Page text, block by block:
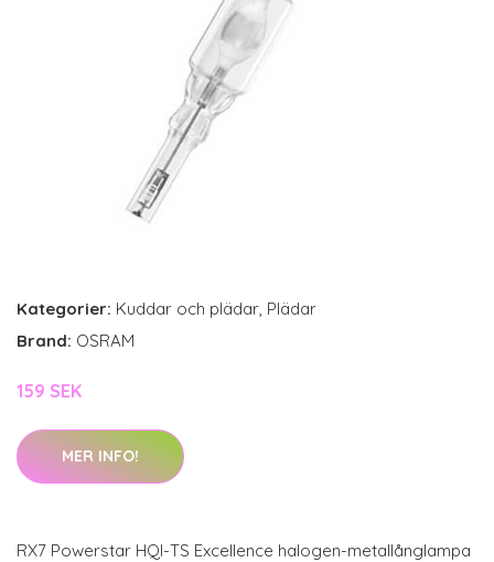
Kategorier: Kuddar och plädar, Plädar
Brand: OSRAM
159 SEK
MER INFO!
RX7 Powerstar HQI-TS Excellence halogen-metallånglampa